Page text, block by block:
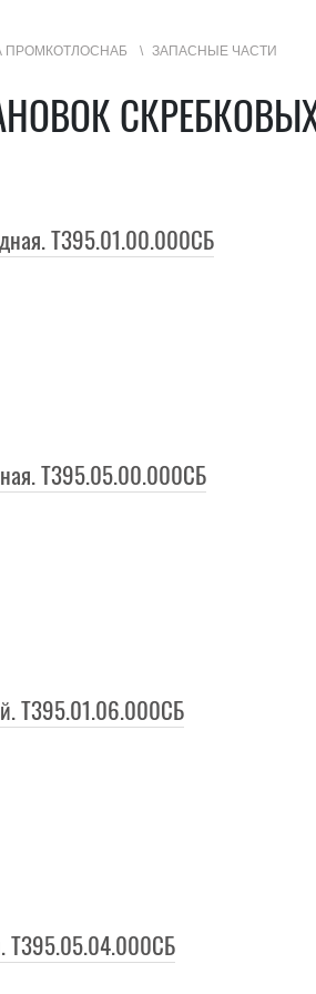
ПРОМКОТЛОСНАБ ЗАПАСНЫЕ ЧАСТИ
Т395.01.00.000СБ
Т395.05.00.000СБ
Т395.01.06.000СБ
Т395.05.04.000СБ